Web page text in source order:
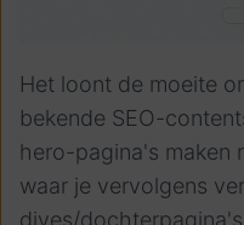
Het loont de moeite
bekende SEO-
hero-pagina's maken
waar je vervolgens